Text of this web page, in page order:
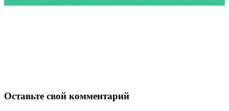
Оставьте свой комментарий